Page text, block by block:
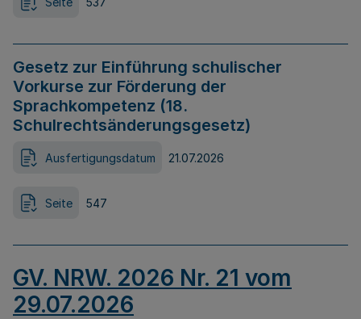
Gesetz zur Einführung schulischer
Vorkurse zur Förderung der
Sprachkompetenz (18.
Schulrechtsänderungsgesetz)
Ausfertigungsdatum 21.07.2026
Seite 547
GV. NRW. 2026 Nr. 21 vom
29.07.2026